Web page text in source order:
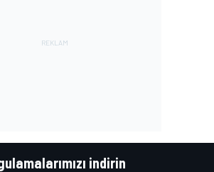
indirin